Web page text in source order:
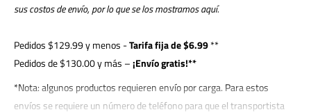
sus costos de envío, por lo que se los mostramos aquí.
Pedidos $129.99y menos -Tarifa fija de $6.99**
Pedidos de $130.00 y más –¡Envío gratis!**
*Nota: algunos productos requieren envío por carga. Para estos
envíos se requiere un número de teléfono para que el transportista